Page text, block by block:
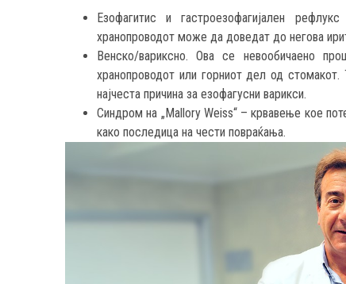
Езофагитис и гастроезофагијален
хранопроводот може да доведат до негова
Венско/вариксно. Ова се невообичаено
хранопроводот или горниот дел од
најчеста причина за езофагусни варикси.
Синдром на „Mallory Weiss“ – крвавење кое
како последица на чести повраќања.